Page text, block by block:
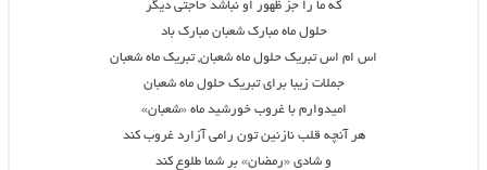
که ما را جز ظهور او نباشد حاجتی دیگر
حلول ماه مبارک شعبان مبارک باد
اس ام اس تبریک حلول ماه شعبان, تبریک ماه شعبان
جملات زیبا برای تبریک حلول ماه شعبان
امیدوارم با غروب خورشید ماه «شعبان»
هر آنچه قلب نازنین تون رامی آزارد غروب کند
و شادی «رمضان» بر شما طلوع کند